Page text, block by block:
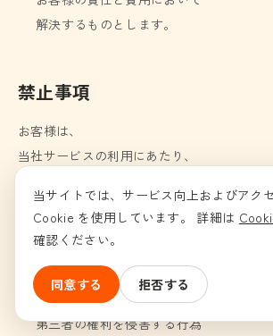
解決するものとします。
禁止事項
お客様は、
当社サービスの利用にあたり、
ものとします。
虚偽、不正確または
誤解を招く情報を提供する行為
法令、公序良俗または
第三者の権利を侵害する行為
当サイトでは、サービス向上およびアク
Cookie を使用しています。 詳細は
確認ください。
同意する 拒否する